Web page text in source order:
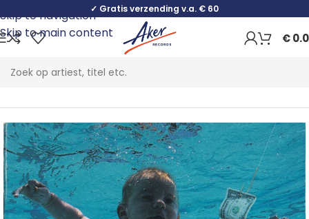
Skip to navigation
Skip to main content
✓ Gratis verzending v.a. € 60
€
Home Rock